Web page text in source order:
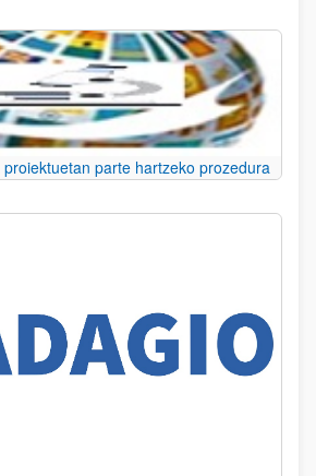
parte hartzeko prozedura